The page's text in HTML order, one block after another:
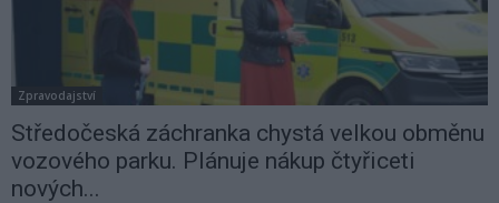
Zpravodajství
Středočeská záchranka chystá velkou obměnu
vozového parku. Plánuje nákup čtyřiceti
nových...